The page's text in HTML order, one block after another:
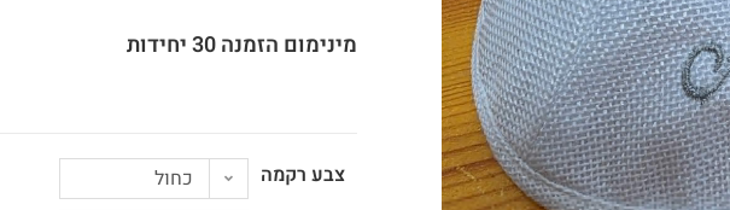
מינימום הזמנה 30 יחידות
צבע רקמה כחול